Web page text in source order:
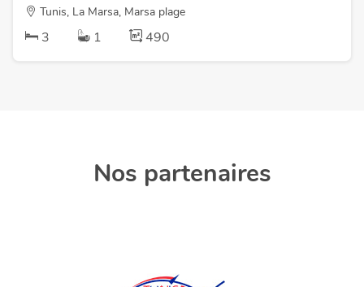
Tunis, La Marsa, Marsa plage
3 1 490
Nos partenaires